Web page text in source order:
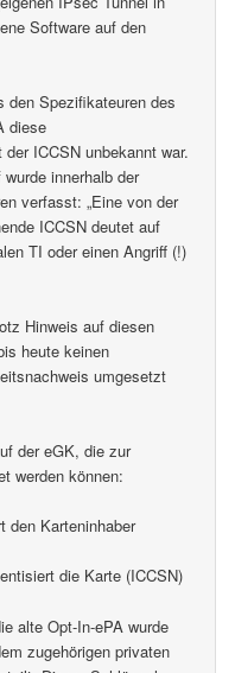
Software auf den
den Spezifikateuren des
diese
ICCSN unbekannt war.
innerhalb der
verfasst: „Eine von der
ICCSN deutet auf
TI oder einen Angriff (!)
Hinweis auf diesen
heute keinen
umgesetzt
der eGK, die zur
werden können:
den Karteninhaber
die Karte (ICCSN)
alte Opt-In-ePA wurde
zugehörigen privaten